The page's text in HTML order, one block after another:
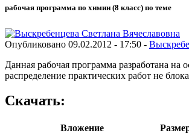
рабочая программа по химии (8 класс) по теме
Опубликовано 09.02.2012 - 17:50 -
Данная рабочая программа разработана
распределение практических работ не
Скачать:
Вложение